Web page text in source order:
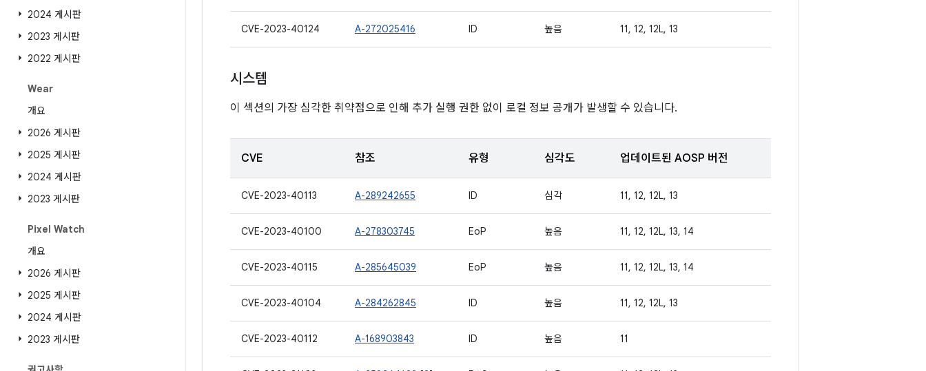
2024 게시판
2023 게시판
2022 게시판
Wear
개요
2026 게시판
2025 게시판
2024 게시판
2023 게시판
Pixel Watch
개요
2026 게시판
2025 게시판
2024 게시판
2023 게시판
CVE-2023-40124 A-272025416 ID 높음 11, 12, 12L, 13
시스템
이 섹션의 가장 심각한 취약점으로 인해 추가 실행 권한 없이 로컬 정보 공개가 발생할 수 있습니다.
CVE 참조 유형 심각도 업데이트된 AOSP 버전
CVE-2023-40113 A-289242655 ID 심각 11, 12, 12L, 13
CVE-2023-40100 A-278303745 EoP 높음 11, 12, 12L, 13, 14
CVE-2023-40115 A-285645039 EoP 높음 11, 12, 12L, 13, 14
CVE-2023-40104 A-284262845 ID 높음 11, 12, 12L, 13
CVE-2023-40112 A-168903843 ID 높음 11